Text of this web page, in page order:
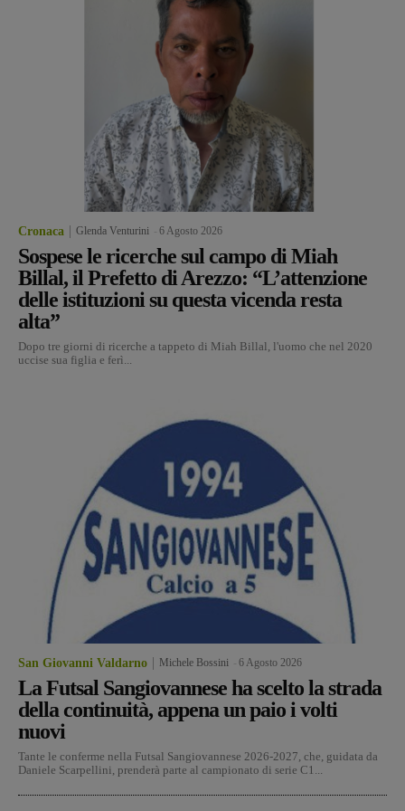
Cronaca Glenda Venturini 6 Agosto 2026
Sospese le ricerche sul campo di Miah
Billal, il Prefetto di Arezzo: “L’attenzione
delle istituzioni su questa vicenda resta
alta”
Dopo tre giorni di ricerche a tappeto di Miah Billal, l'uomo che nel 2020
uccise sua figlia e ferì...
San Giovanni Valdarno Michele Bossini 6 Agosto 2026
La Futsal Sangiovannese ha scelto la strada
della continuità, appena un paio i volti
nuovi
Tante le conferme nella Futsal Sangiovannese 2026-2027, che, guidata da
Daniele Scarpellini, prenderà parte al campionato di serie C1...